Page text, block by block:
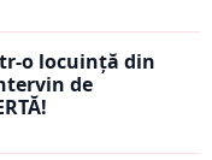
o locuință din
de